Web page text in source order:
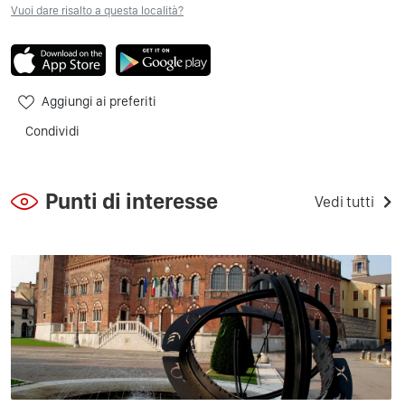
Vuoi dare risalto a questa località?
Aggiungi ai preferiti
Condividi
Punti di interesse Vedi tutti